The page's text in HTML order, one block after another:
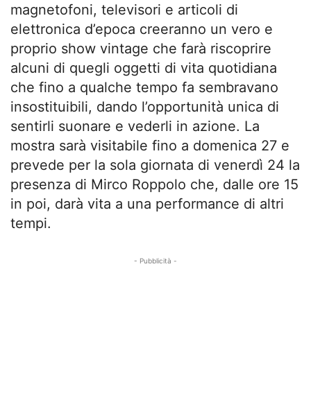
magnetofoni, televisori e articoli di
elettronica d’epoca creeranno un vero e
proprio show vintage che farà riscoprire
alcuni di quegli oggetti di vita quotidiana
che fino a qualche tempo fa sembravano
insostituibili, dando l’opportunità unica di
sentirli suonare e vederli in azione. La
mostra sarà visitabile fino a domenica 27 e
prevede per la sola giornata di venerdì 24 la
presenza di Mirco Roppolo che, dalle ore 15
in poi, darà vita a una performance di altri
tempi.
- Pubblicità -